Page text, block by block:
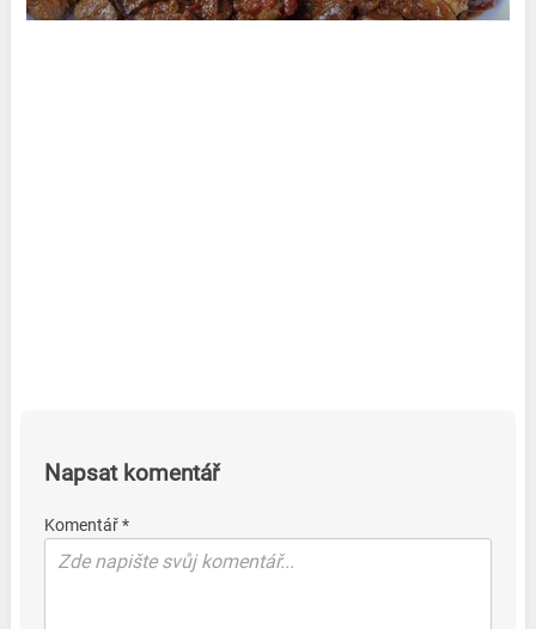
Napsat komentář
Komentář *